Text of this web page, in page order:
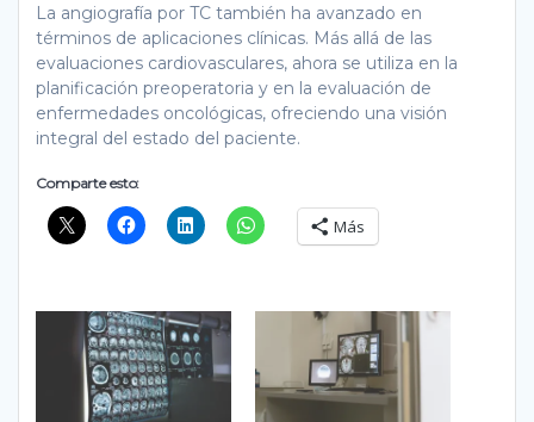
La angiografía por TC también ha avanzado en
términos de aplicaciones clínicas. Más allá de las
evaluaciones cardiovasculares, ahora se utiliza en la
planificación preoperatoria y en la evaluación de
enfermedades oncológicas, ofreciendo una visión
integral del estado del paciente.
Comparte esto:
Más